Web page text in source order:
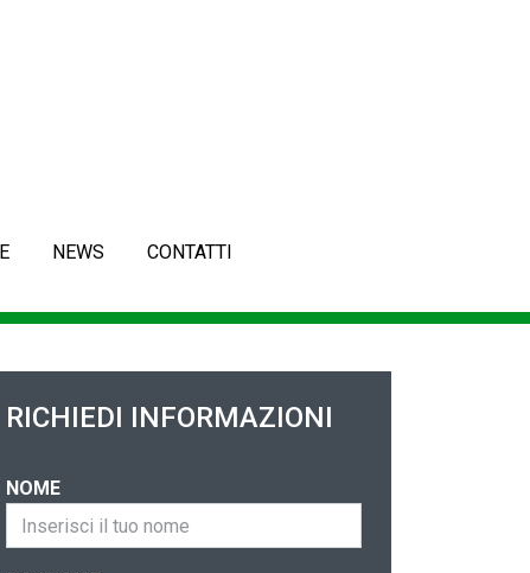
NEWS CONTATTI
RICHIEDI INFORMAZIONI
NOME